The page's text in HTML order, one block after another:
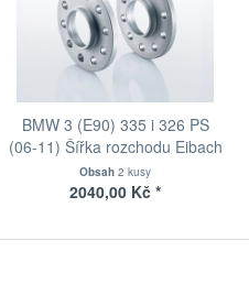
BMW 3 (E90) 335 i 326 PS
(06-11) Šířka rozchodu Eibach
Pro-Spacer S90-2-15-001
System2 Tloušťka 15mm
Obsah2 kusy
2040,00 Kč *